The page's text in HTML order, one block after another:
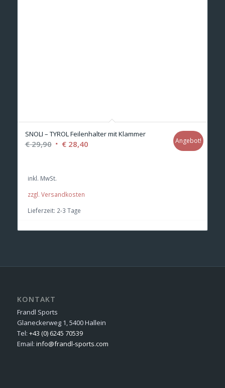
SNOLI – TYROL Feilenhalter mit Klammer
€29,90 Ursprünglicher
€ 29,90
€28,40Aktueller
Angebot!
inkl. MwSt.
zzgl. Versandkosten
Lieferzeit: 2-3 Tage
KONTAKT
Frandl Sports
Glaneckerweg 1, 5400 Hallein
Tel: +43 (0) 6245 70539
Email: info@frandl-sports.com